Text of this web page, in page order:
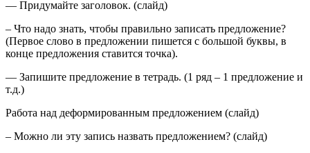
— Придумайте заголовок. (слайд)
– Что надо знать, чтобы правильно записать предложение?
(Первое слово в предложении пишется с большой буквы, в
конце предложения ставится точка).
— Запишите предложение в тетрадь. (1 ряд – 1 предложение и
т.д.)
Работа над деформированным предложением (слайд)
– Можно ли эту запись назвать предложением? (слайд)